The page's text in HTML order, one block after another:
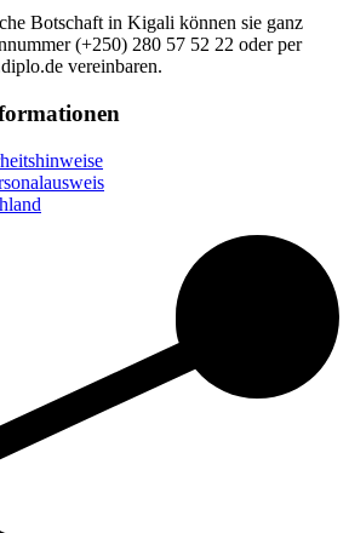
Botschaft in Kigali können sie ganz
(+250) 280 57 52 22 oder per
vereinbaren.